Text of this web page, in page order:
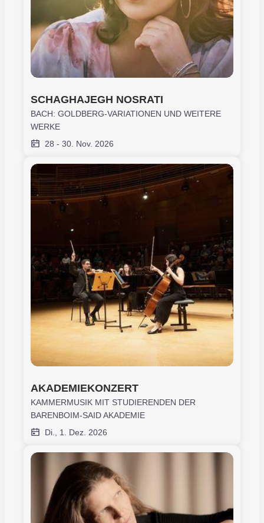
SCHAGHAJEGH NOSRATI
BACH: GOLDBERG-VARIATIONEN UND WEITERE
WERKE
28 - 30. Nov. 2026
AKADEMIEKONZERT
KAMMERMUSIK MIT STUDIERENDEN DER
BARENBOIM-SAID AKADEMIE
Di., 1. Dez. 2026